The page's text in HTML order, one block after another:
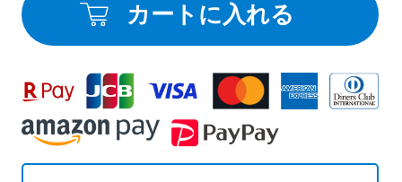
カートに入れる